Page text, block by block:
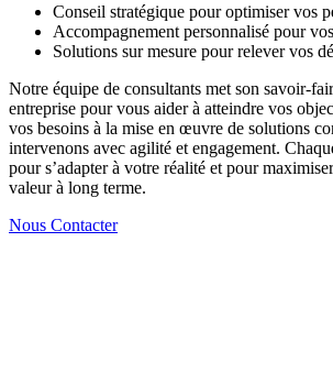
Conseil stratégique pour optimiser vos
Accompagnement personnalisé pour
Solutions sur mesure pour relever vos
Notre équipe de consultants met son savoir-
entreprise pour vous aider à atteindre vos
vos besoins à la mise en œuvre de solutions
intervenons avec agilité et engagement.
pour s’adapter à votre réalité et pour
valeur à long terme.
Nous Contacter